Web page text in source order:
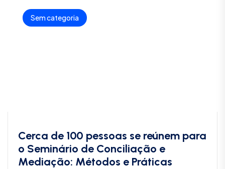
Sem categoria
Cerca de 100 pessoas se reúnem para
o Seminário de Conciliação e
Mediação: Métodos e Práticas